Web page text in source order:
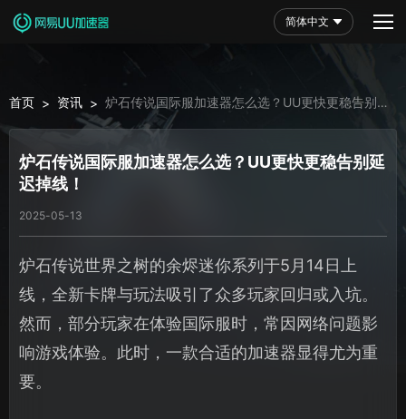
简体中文
首页 > 资讯 > 炉石传说国际服加速器怎么选？UU更快更稳告别延
迟掉线！
炉石传说国际服加速器怎么选？UU更快更稳告别延
迟掉线！
2025-05-13
炉石传说世界之树的余烬迷你系列于5月14日上
线，全新卡牌与玩法吸引了众多玩家回归或入坑。
然而，部分玩家在体验国际服时，常因网络问题影
响游戏体验。此时，一款合适的加速器显得尤为重
要。